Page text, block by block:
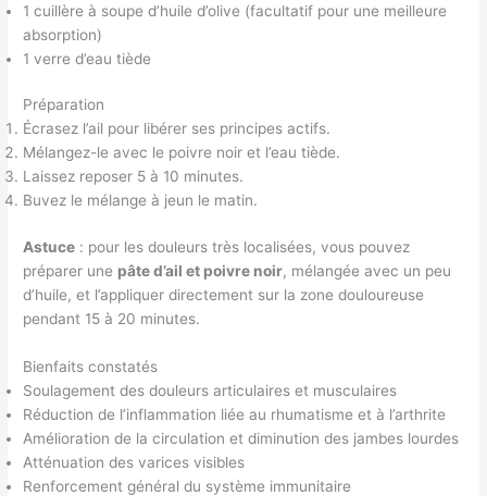
1 cuillère à soupe d’huile d’olive (facultatif pour une meilleure
absorption)
1 verre d’eau tiède
Préparation
Écrasez l’ail pour libérer ses principes actifs.
Mélangez-le avec le poivre noir et l’eau tiède.
Laissez reposer 5 à 10 minutes.
Buvez le mélange à jeun le matin.
Astuce : pour les douleurs très localisées, vous pouvez
préparer une pâte d’ail et poivre noir, mélangée avec un peu
d’huile, et l’appliquer directement sur la zone douloureuse
pendant 15 à 20 minutes.
Bienfaits constatés
Soulagement des douleurs articulaires et musculaires
Réduction de l’inflammation liée au rhumatisme et à l’arthrite
Amélioration de la circulation et diminution des jambes lourdes
Atténuation des varices visibles
Renforcement général du système immunitaire